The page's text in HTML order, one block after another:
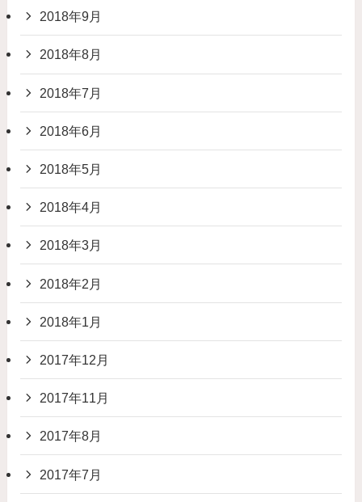
2018年9月
2018年8月
2018年7月
2018年6月
2018年5月
2018年4月
2018年3月
2018年2月
2018年1月
2017年12月
2017年11月
2017年8月
2017年7月